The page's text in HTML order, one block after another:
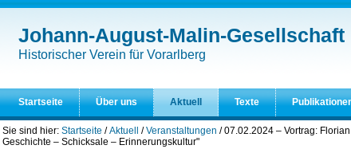
Direkt
Inhalt
Navigation
Startseite Über uns Aktuell Texte
Johann-August-Malin-Gesellschaft
Historischer Verein für Vorarlberg
Benutzerspezifische
Sie sind hier: Startseite /Aktuell /Veranstaltungen /07.02.2024 – Vortrag:
Geschichte – Schicksale – Erinnerungskultur"